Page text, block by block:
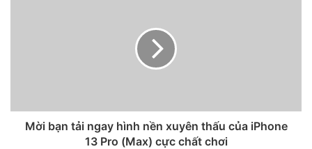
Nó cung cấp cho Google khả năng điều chỉnh trực tiếp
nhiều hơn khi công ty đang mang đến chip Tensor độc
quyền.
Mời bạn tải ngay hình nền xuyên thấu của iPhone
13 Pro (Max) cực chất chơi